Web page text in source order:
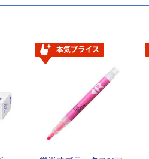
本気プライス